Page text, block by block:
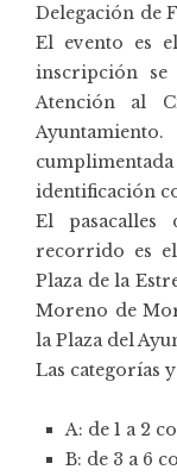
Delegación de
El evento es
inscripción se
Atención al
identificación
El
recorrido es el
Plaza de la
Moreno de
la Plaza del
Las categorías
A: de 1 a 2
B: de 3 a 6